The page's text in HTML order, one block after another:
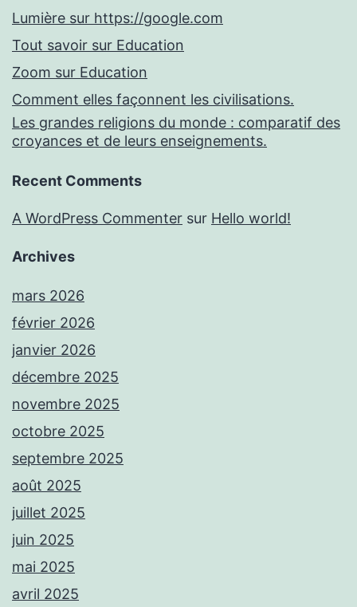
Lumière sur https://google.com
Tout savoir sur Education
Zoom sur Education
Comment elles façonnent les civilisations.
Les grandes religions du monde : comparatif des
croyances et de leurs enseignements.
Recent Comments
A WordPress Commenter sur Hello world!
Archives
mars 2026
février 2026
janvier 2026
décembre 2025
novembre 2025
octobre 2025
septembre 2025
août 2025
juillet 2025
juin 2025
mai 2025
avril 2025